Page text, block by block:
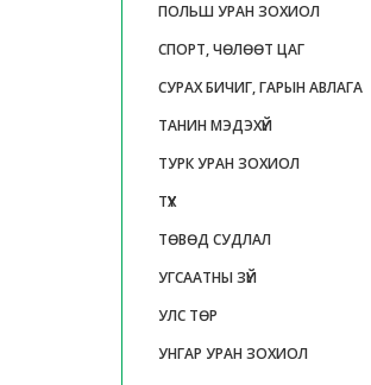
ПОЛЬШ УРАН ЗОХИОЛ
СПОРТ, ЧӨЛӨӨТ ЦАГ
СУРАХ БИЧИГ, ГАРЫН АВЛАГА
ТАНИН МЭДЭХҮЙ
ТУРК УРАН ЗОХИОЛ
ТҮҮХ
ТӨВӨД СУДЛАЛ
УГСААТНЫ ЗҮЙ
УЛС ТӨР
УНГАР УРАН ЗОХИОЛ